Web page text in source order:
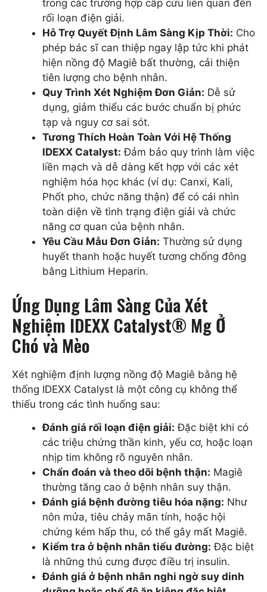
trong các trường hợp cấp cứu liên quan đến
rối loạn điện giải.
Hỗ Trợ Quyết Định Lâm Sàng Kịp Thời: Cho
phép bác sĩ can thiệp ngay lập tức khi phát
hiện nồng độ Magiê bất thường, cải thiện
tiên lượng cho bệnh nhân.
Quy Trình Xét Nghiệm Đơn Giản: Dễ sử
dụng, giảm thiểu các bước chuẩn bị phức
tạp và nguy cơ sai sót.
Tương Thích Hoàn Toàn Với Hệ Thống
IDEXX Catalyst: Đảm bảo quy trình làm việc
liền mạch và dễ dàng kết hợp với các xét
nghiệm hóa học khác (ví dụ: Canxi, Kali,
Phốt pho, chức năng thận) để có cái nhìn
toàn diện về tình trạng điện giải và chức
năng cơ quan của bệnh nhân.
Yêu Cầu Mẫu Đơn Giản: Thường sử dụng
huyết thanh hoặc huyết tương chống đông
bằng Lithium Heparin.
Ứng Dụng Lâm Sàng Của Xét
Nghiệm IDEXX Catalyst® Mg Ở
Chó và Mèo
Xét nghiệm định lượng nồng độ Magiê bằng hệ
thống IDEXX Catalyst là một công cụ không thể
thiếu trong các tình huống sau:
Đánh giá rối loạn điện giải: Đặc biệt khi có
các triệu chứng thần kinh, yếu cơ, hoặc loạn
nhịp tim không rõ nguyên nhân.
Chẩn đoán và theo dõi bệnh thận: Magiê
thường tăng cao ở bệnh nhân suy thận.
Đánh giá bệnh đường tiêu hóa nặng: Như
nôn mửa, tiêu chảy mãn tính, hoặc hội
chứng kém hấp thu, có thể gây mất Magiê.
Kiểm tra ở bệnh nhân tiểu đường: Đặc biệt
là những thú cưng được điều trị insulin.
Đánh giá ở bệnh nhân nghi ngờ suy dinh